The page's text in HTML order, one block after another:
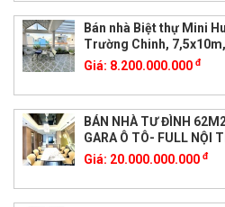
Bán nhà Biệt thự Mini
Trường Chinh,
Giá: 8.200.000.000 đ
BÁN NHÀ TƯ ĐÌNH
GARA Ô TÔ- FULL NỘI
Giá: 20.000.000.000 đ